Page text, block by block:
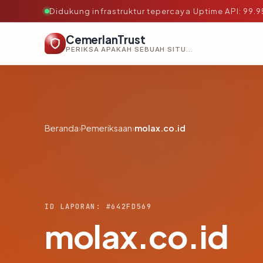
Didukung infrastruktur tepercaya·Uptime API:
CemerlanTrust
PERIKSA APAKAH SEBUAH SITUS AMAN, TEPERCAYA, DAN TERVERIFIKASI DALAM HITUNGAN DETIK.
Beranda›Pemeriksaan›molax.co.id
ID LAPORAN: #642FD569
molax.co.id